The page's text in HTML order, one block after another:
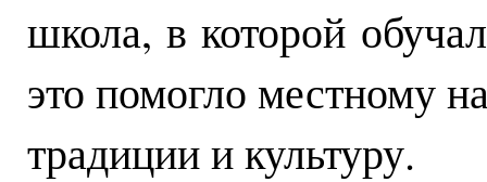
школа, в которой
это помогло местному
традиции и культуру.